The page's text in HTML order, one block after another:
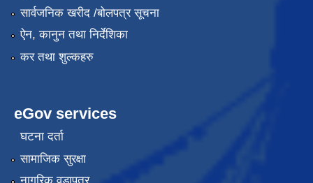
सार्वजनिक खरीद /बोलपत्र सूचना
ऐन, कानुन तथा निर्देशिका
कर तथा शुल्कहरु
eGov services
घटना दर्ता
सामाजिक सुरक्षा